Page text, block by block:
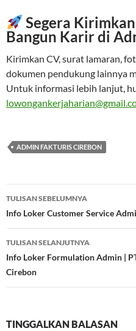
Segera
Bangun Karir di
Kirimkan CV, surat lamaran,
dokumen pendukung lainnya
Untuk informasi lebih lanjut,
ADMIN FAKTURIS CIREBON
Navigasi
Tulisan
TULISAN SEBELUMNYA
Info Loker Customer Service
TULISAN SELANJUTNYA
Info Loker Formulation Admin |
Cirebon
TINGGALKAN BALASAN